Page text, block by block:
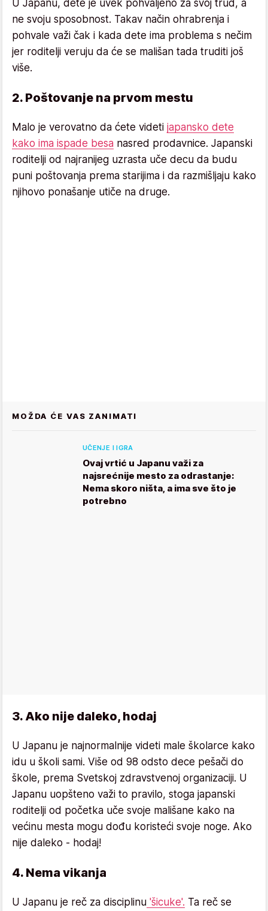
U Japanu, dete je uvek pohvaljeno za svoj trud, a
ne svoju sposobnost. Takav način ohrabrenja i
pohvale važi čak i kada dete ima problema s nečim
jer roditelji veruju da će se mališan tada truditi još
više.
2. Poštovanje na prvom mestu
Malo je verovatno da ćete videti japansko dete
kako ima ispade besa nasred prodavnice. Japanski
roditelji od najranijeg uzrasta uče decu da budu
puni poštovanja prema starijima i da razmišljaju kako
njihovo ponašanje utiče na druge.
MOŽDA ĆE VAS ZANIMATI
UČENJE I IGRA
Ovaj vrtić u Japanu važi za
najsrećnije mesto za odrastanje:
Nema skoro ništa, a ima sve što je
potrebno
3. Ako nije daleko, hodaj
U Japanu je najnormalnije videti male školarce kako
idu u školi sami. Više od 98 odsto dece pešači do
škole, prema Svetskoj zdravstvenoj organizaciji. U
Japanu uopšteno važi to pravilo, stoga japanski
roditelji od početka uče svoje mališane kako na
većinu mesta mogu dođu koristeći svoje noge. Ako
nije daleko - hodaj!
4. Nema vikanja
U Japanu je reč za disciplinu 'šicuke'. Ta reč se